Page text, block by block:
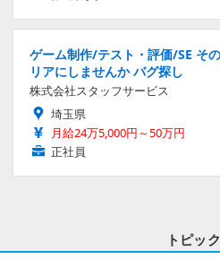
ゲーム制作/テスト・評価/SE そ
リアにしませんか バグ探し
株式会社スタッフサービス
埼玉県
月給24万5,000円～50万円
正社員
トピッ